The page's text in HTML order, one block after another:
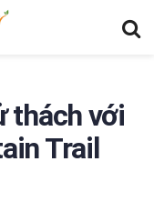
thách với
Trail